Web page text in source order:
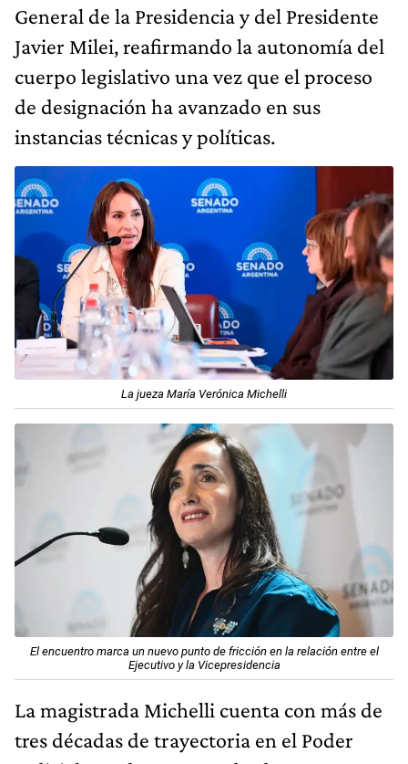
General de la Presidencia y del Presidente
Javier Milei, reafirmando la autonomía del
cuerpo legislativo una vez que el proceso
de designación ha avanzado en sus
instancias técnicas y políticas.
La jueza María Verónica Michelli
El encuentro marca un nuevo punto de fricción en la relación entre el
Ejecutivo y la Vicepresidencia
La magistrada Michelli cuenta con más de
tres décadas de trayectoria en el Poder